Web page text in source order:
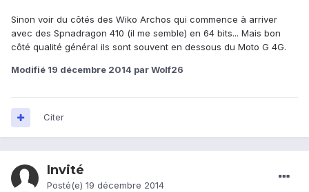
Sinon voir du côtés des Wiko Archos qui commence à arriver
avec des Spnadragon 410 (il me semble) en 64 bits... Mais bon
côté qualité général ils sont souvent en dessous du Moto G 4G.
Modifié 19 décembre 2014 par Wolf26
Citer
Invité
Posté(e) 19 décembre 2014